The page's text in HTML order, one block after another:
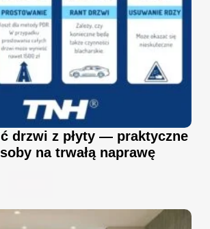
drzwi z płyty — praktyczne
na trwałą naprawę